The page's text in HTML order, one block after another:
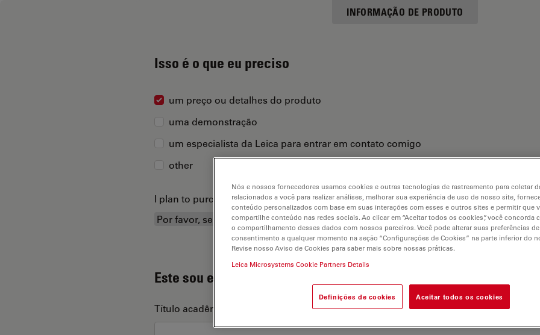
INFORMAÇÃO DE PRODUTO
Isso é o que eu preciso
um preço ou detalhes do produto
uma demonstração
um especialista da Leica para entrar em contato comigo
other
I plan to purchase...
Este sou eu
Título acadêmico
Nós e nossos fornecedores usamos cookies e outras tecnologias de rastreamento para coletar
relacionados a você para realizar análises, melhorar sua experiência de uso de nosso site,
conteúdo personalizados com base em suas interações com esses e outros sites e permitir que
compartilhe conteúdo nas redes sociais. Ao clicar em “Aceitar todos os cookies”, você concorda
o compartilhamento desses dados com nossos parceiros. Você pode alterar suas preferências de
consentimento a qualquer momento na seção “Configurações de Cookies” na parte inferior do
Revise nosso Aviso de Cookies para saber mais sobre nossas práticas.
Leica Microsystems Cookie Partners Details
Definições de cookies Aceitar todos os cookies